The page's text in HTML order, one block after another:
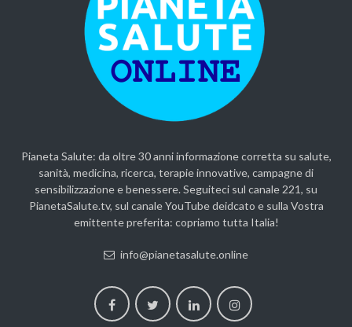
Pianeta Salute: da oltre 30 anni informazione corretta su salute,
sanità, medicina, ricerca, terapie innovative, campagne di
sensibilizzazione e benessere. Seguiteci sul canale 221, su
PianetaSalute.tv, sul canale YouTube deidcato e sulla Vostra
emittente preferita: copriamo tutta Italia!
info@pianetasalute.online